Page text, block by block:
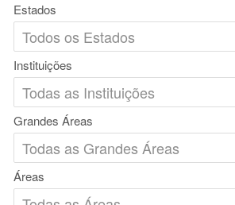
Estados
Instituições
Grandes Áreas
Áreas